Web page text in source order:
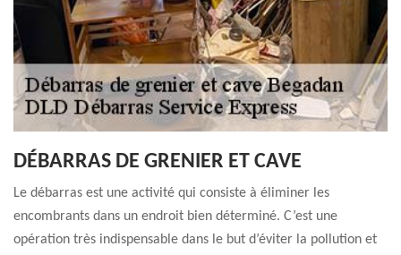
DÉBARRAS DE GRENIER ET CAVE
Le débarras est une activité qui consiste à éliminer les
encombrants dans un endroit bien déterminé. C’est une
opération très indispensable dans le but d’éviter la pollution et